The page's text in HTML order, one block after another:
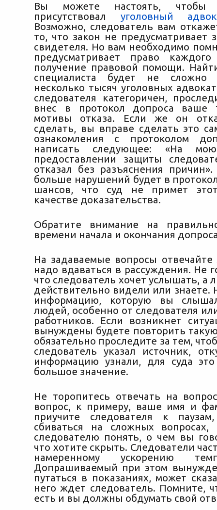
Вы можете настоять, чтобы
присутствовал уголовный
Возможно, следователь вам
то, что закон не предусматривает
свидетеля. Но вам необходимо
предусматривает право
получение правовой помощи.
специалиста будет не
несколько тысяч уголовных
следователя категоричен,
внес в протокол допроса ваше
мотивы отказа. Если же он
сделать, вы вправе сделать это
ознакомления с протоколом
написать следующее: «На
предоставлении защиты
отказал без разъяснения
больше нарушений будет в
шансов, что суд не примет
качестве доказательства.
Обратите внимание на
времени начала и окончания
На задаваемые вопросы отвечайте
надо вдаваться в рассуждения. Не
что следователь хочет услышать, а
действительно видели или знаете.
информацию, которую вы
людей, особенно от следователя
работников. Если возникнет
вынуждены будете повторить
обязательно проследите за тем,
следователь указал источник,
информацию узнали, для суда
большое значение.
Не торопитесь отвечать на
вопрос, к примеру, ваше имя и
приучите следователя к
сбиваться на сложных вопросах,
следователю понять, о чем вы
что хотите скрыть. Следователи
намеренному ускорению
Допрашиваемый при этом
путаться в показаниях, может
него ждет следователь. Помните,
есть и вы должны обдумать свой